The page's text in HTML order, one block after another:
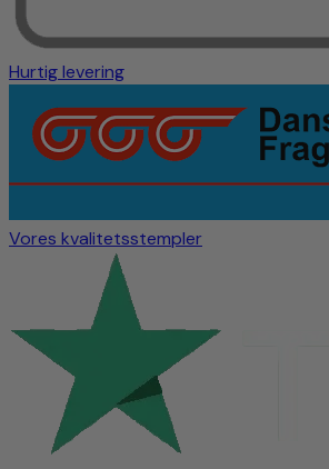
Hurtig levering
Vores kvalitetsstempler